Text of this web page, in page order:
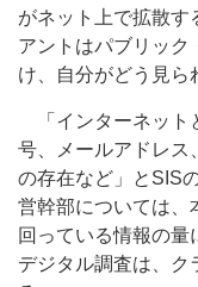
がネット上で拡散す
アントはパブリック
け、自分がどう見ら
「インターネット
号、メールアドレス
の存在など」とSIS
営幹部については、
回っている情報の量
デジタル調査は、ク